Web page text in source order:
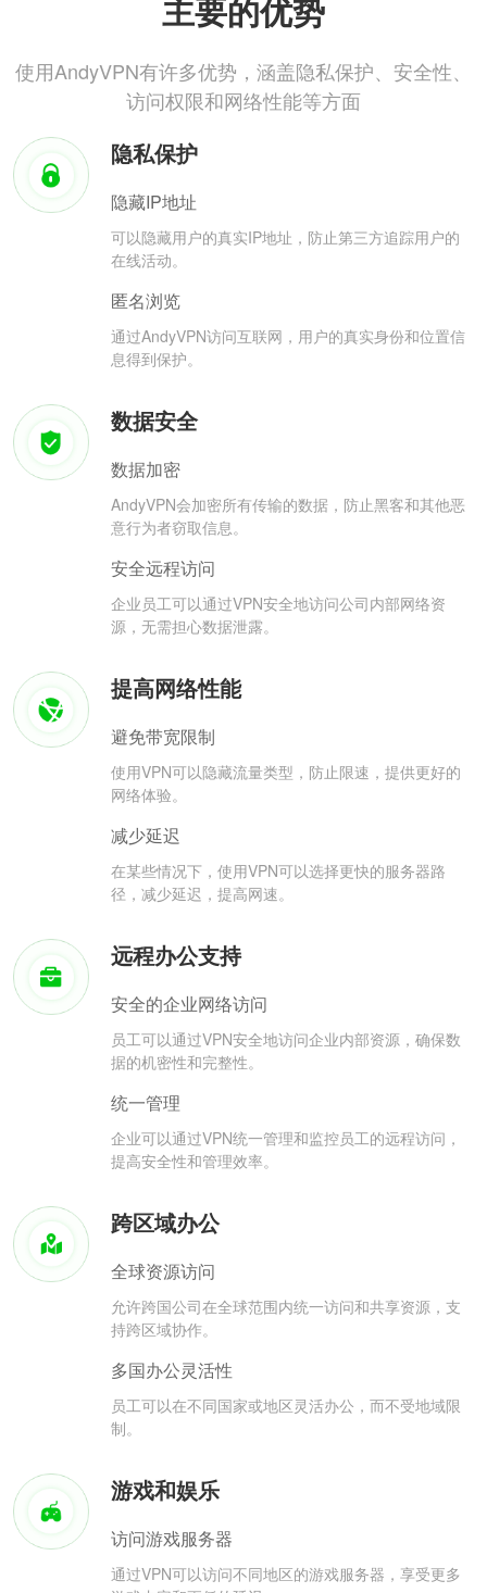
主要的优势
使用AndyVPN有许多优势，涵盖隐私保护、安全性、
访问权限和网络性能等方面
隐私保护
隐藏IP地址
可以隐藏用户的真实IP地址，防止第三方追踪用户的
在线活动。
匿名浏览
通过AndyVPN访问互联网，用户的真实身份和位置信
息得到保护。
数据安全
数据加密
AndyVPN会加密所有传输的数据，防止黑客和其他恶
意行为者窃取信息。
安全远程访问
企业员工可以通过VPN安全地访问公司内部网络资
源，无需担心数据泄露。
提高网络性能
避免带宽限制
使用VPN可以隐藏流量类型，防止限速，提供更好的
网络体验。
减少延迟
在某些情况下，使用VPN可以选择更快的服务器路
径，减少延迟，提高网速。
远程办公支持
安全的企业网络访问
员工可以通过VPN安全地访问企业内部资源，确保数
据的机密性和完整性。
统一管理
企业可以通过VPN统一管理和监控员工的远程访问，
提高安全性和管理效率。
跨区域办公
全球资源访问
允许跨国公司在全球范围内统一访问和共享资源，支
持跨区域协作。
多国办公灵活性
员工可以在不同国家或地区灵活办公，而不受地域限
制。
游戏和娱乐
访问游戏服务器
通过VPN可以访问不同地区的游戏服务器，享受更多